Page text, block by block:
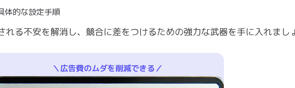
体的な設定手順
れる不安を解消し、競合に差をつけるための強力な武器を手に入れまし
＼広告費のムダを削減できる／